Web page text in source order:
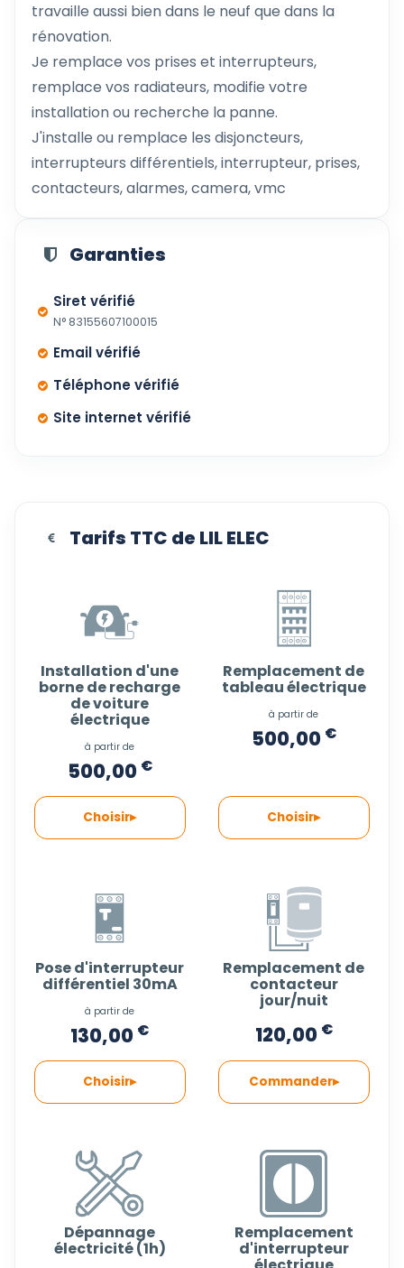
travaille aussi bien dans le neuf que dans la
rénovation.
Je remplace vos prises et interrupteurs,
remplace vos radiateurs, modifie votre
installation ou recherche la panne.
J'installe ou remplace les disjoncteurs,
interrupteurs différentiels, interrupteur, prises,
contacteurs, alarmes, camera, vmc
Garanties
Siret vérifié
N° 83155607100015
Email vérifié
Téléphone vérifié
Site internet vérifié
Tarifs TTC de LIL ELEC
Installation d'une
borne de recharge
de voiture
électrique
à partir de
500,00 €
Choisir
Remplacement de
tableau électrique
à partir de
500,00 €
Choisir
Pose d'interrupteur
différentiel 30mA
à partir de
130,00 €
Choisir
Remplacement de
contacteur
jour/nuit
120,00 €
Commander
Dépannage
électricité (1h)
Remplacement
d'interrupteur